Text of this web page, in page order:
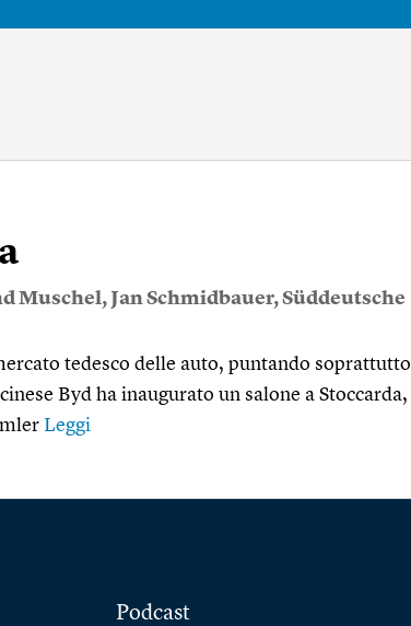
Muschel, Jan Schmidbauer,Süddeutsche
tedesco delle auto, puntando soprattutto
Byd ha inaugurato un salone a Stoccarda,
Leggi
Podcast